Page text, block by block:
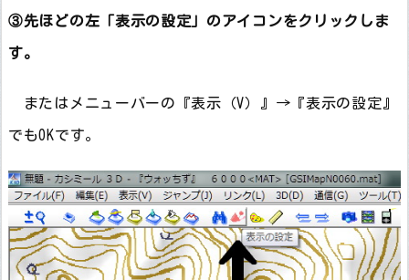
③先ほどの左「表示の設定」のアイコンをクリックしま
す。
またはメニューバーの『表示（V）』→『表示の設定』
でもOKです。